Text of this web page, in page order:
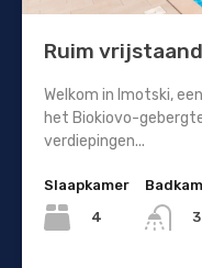
Ruim
Welkom in Imotski,
het Biokiovo-
verdiepingen...
Slaapkamer
4
3